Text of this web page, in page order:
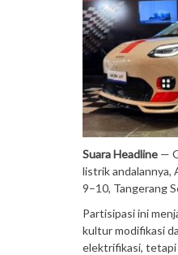
Suara Headline —
listrik andalannya,
9–10, Tangerang
Partisipasi ini
kultur modifikasi
elektrifikasi, tetapi